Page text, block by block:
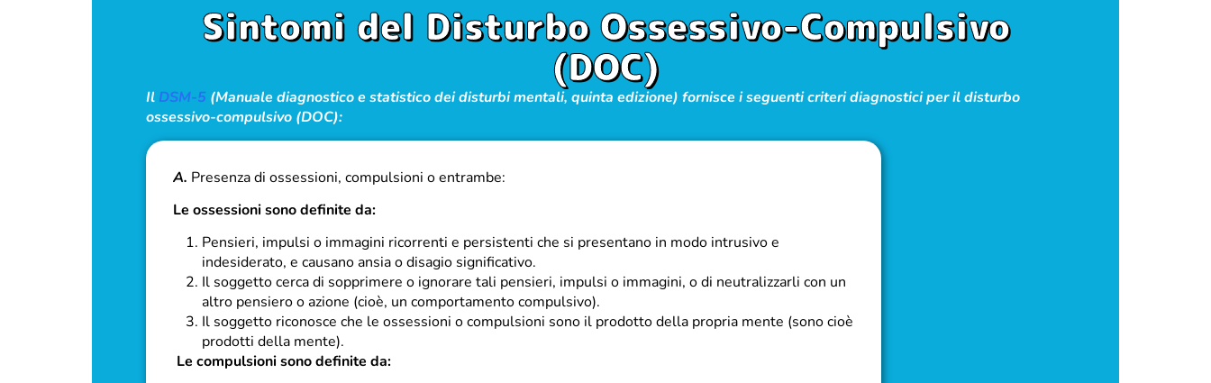
Sintomi del Disturbo Ossessivo-Compulsivo
(DOC)
Il DSM-5 (Manuale diagnostico e statistico dei disturbi mentali, quinta edizione) fornisce i seguenti criteri diagnostici per il disturbo
ossessivo-compulsivo (DOC):
A. Presenza di ossessioni, compulsioni o entrambe:
Le ossessioni sono definite da:
Pensieri, impulsi o immagini ricorrenti e persistenti che si presentano in modo intrusivo e
indesiderato, e causano ansia o disagio significativo.
Il soggetto cerca di sopprimere o ignorare tali pensieri, impulsi o immagini, o di neutralizzarli con un
altro pensiero o azione (cioè, un comportamento compulsivo).
Il soggetto riconosce che le ossessioni o compulsioni sono il prodotto della propria mente (sono cioè
prodotti della mente).
Le compulsioni sono definite da: